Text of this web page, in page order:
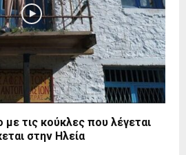
τις κούκλες που λέγεται
στην Ηλεία